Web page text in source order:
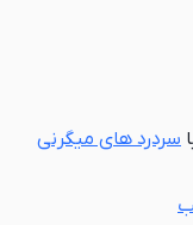
سردرد های میگرنی